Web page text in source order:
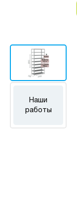
Наши
работы